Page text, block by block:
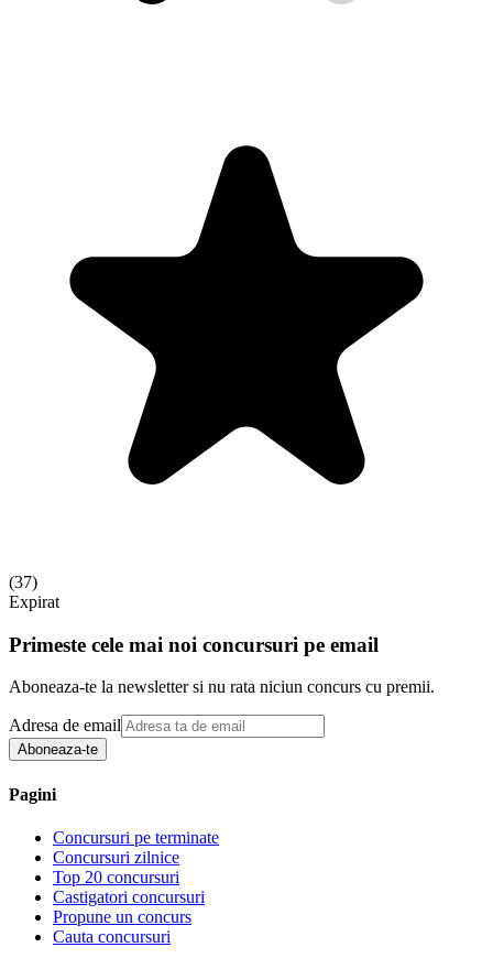
(37)
Expirat
Primeste cele mai noi concursuri pe email
Aboneaza-te la newsletter si nu rata niciun concurs cu premii.
Adresa de email
Aboneaza-te
Pagini
Concursuri pe terminate
Concursuri zilnice
Top 20 concursuri
Castigatori concursuri
Propune un concurs
Cauta concursuri